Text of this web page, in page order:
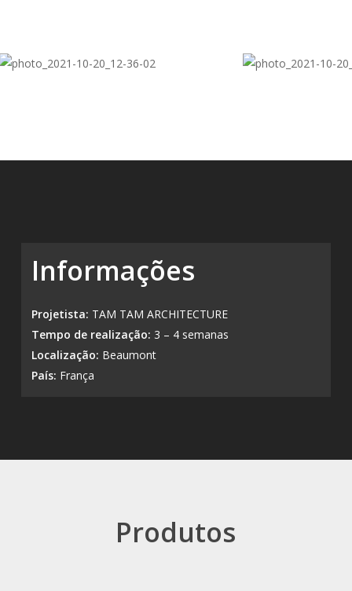
Informações
Projetista: TAM TAM ARCHITECTURE
Tempo de realização: 3 – 4 semanas
Localização: Beaumont
País: França
Produtos